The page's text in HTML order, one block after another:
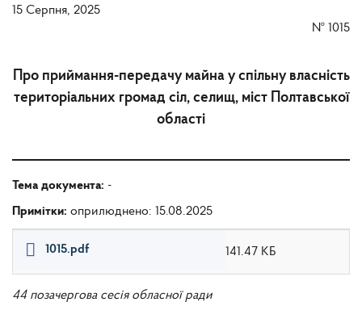
15 Серпня, 2025
№ 1015
Про приймання-передачу майна у спільну власність
територіальних громад сіл, селищ, міст Полтавської
області
Тема документа: -
Примітки: оприлюднено: 15.08.2025
1015.pdf 141.47 КБ
44 позачергова сесія обласної ради